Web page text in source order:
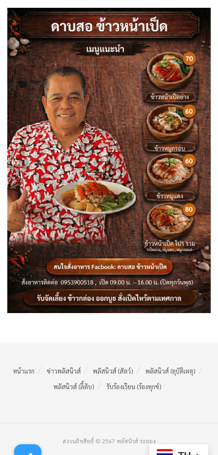
หน้าแรก ข่าวพลัสนิวส์ พลัสนิวส์ (สัตว์)
พลัสนิวส์ (อุบัติเหตุ)
พลัสนิวส์ (ลี้ลับ)
รับร้องเรียน (ร้องทุกข์)
สงวนลิขสิทธิ์ © 2567 พลัสนิวส์ ระยอง